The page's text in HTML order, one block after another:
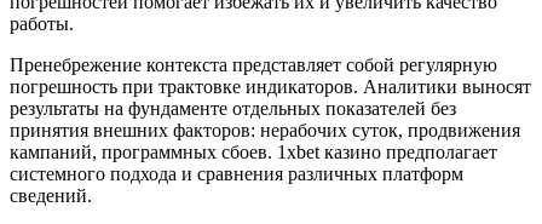
работы.
Пренебрежение контекста представляет собой регулярную
погрешность при трактовке индикаторов. Аналитики выносят
результаты на фундаменте отдельных показателей без
принятия внешних факторов: нерабочих суток, продвижения
кампаний, программных сбоев. 1xbet казино предполагает
системного подхода и сравнения различных платформ
сведений.